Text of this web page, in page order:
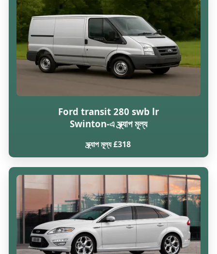
Ford transit 280 swb lr
Swinton-এ স্ক্র্যাপ মূল্য
স্ক্র্যাপ মূল্য £318